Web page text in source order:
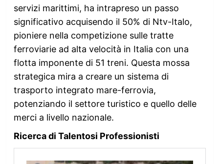
servizi marittimi, ha intrapreso un passo
significativo acquisendo il 50% di Ntv-Italo,
pioniere nella competizione sulle tratte
ferroviarie ad alta velocità in Italia con una
flotta imponente di 51 treni. Questa mossa
strategica mira a creare un sistema di
trasporto integrato mare-ferrovia,
potenziando il settore turistico e quello delle
merci a livello nazionale.
Ricerca di Talentosi Professionisti